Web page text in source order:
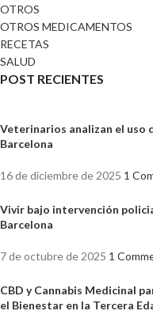
OTROS
OTROS MEDICAMENTOS
RECETAS
SALUD
POST RECIENTES
Veterinarios analizan el uso
Barcelona
16 de diciembre de 2025 1
Vivir bajo intervención
Barcelona
7 de octubre de 2025 1
CBD y Cannabis Medicinal
el Bienestar en la Tercera